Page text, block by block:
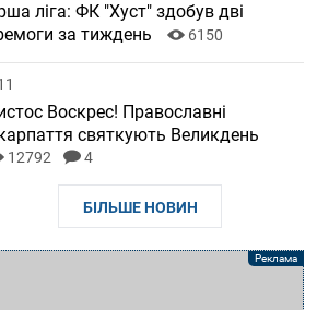
ліга: ФК "Хуст" здобув дві
за тиждень
6150
Воскрес! Православні
святкують Великдень
12792 4
БІЛЬШЕ НОВИН